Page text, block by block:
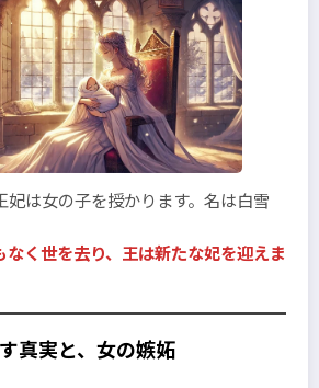
妃は女の子を授かります。名は白雪
なく世を去り、王は新たな妃を迎えま
真実と、女の嫉妬